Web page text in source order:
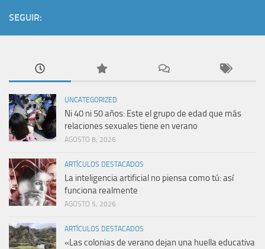
SEGUIR:
UNCATEGORIZED
Ni 40 ni 50 años: Este el grupo de edad que más
relaciones sexuales tiene en verano
AGOSTO 8, 2026
ARTÍCULOS DESTACADOS
La inteligencia artificial no piensa como tú: así
funciona realmente
AGOSTO 5, 2026
ARTÍCULOS DESTACADOS
«Las colonias de verano dejan una huella educativa